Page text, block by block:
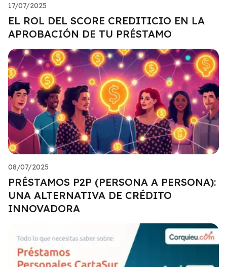
17/07/2025
EL ROL DEL SCORE CREDITICIO EN LA
APROBACIÓN DE TU PRÉSTAMO
08/07/2025
PRÉSTAMOS P2P (PERSONA A PERSONA):
UNA ALTERNATIVA DE CRÉDITO
INNOVADORA